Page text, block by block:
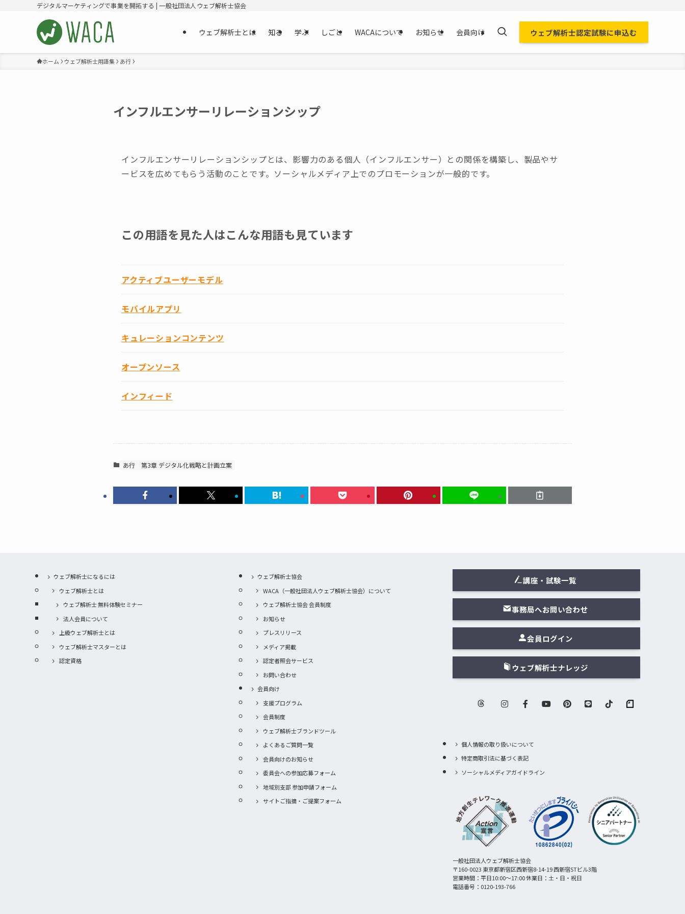
デジタルマーケティングで事業を開拓する | 一般社団法人ウェブ解析士協会
ウェブ解析士とは 知る 学ぶ しごと WACAについて お知らせ 会員向け ウェブ解析士認定試験に申込む
ホーム ウェブ解析士用語集 あ行
インフルエンサーリレーションシップ
インフルエンサーリレーションシップとは、影響力のある個人（インフルエンサー）との関係を構築し、製品やサ
ービスを広めてもらう活動のことです。ソーシャルメディア上でのプロモーションが一般的です。
この用語を見た人はこんな用語も見ています
アクティブユーザーモデル
モバイルアプリ
キュレーションコンテンツ
オープンソース
インフィード
あ行 第3章 デジタル化戦略と計画立案
ウェブ解析士になるには
ウェブ解析士とは
ウェブ解析士 無料体験セミナー
法人会員について
上級ウェブ解析士とは
ウェブ解析士マスターとは
認定資格
ウェブ解析士協会
WACA（一般社団法人ウェブ解析士協会）について
ウェブ解析士協会 会員制度
お知らせ
プレスリリース
メディア掲載
認定者照会サービス
お問い合わせ
会員向け
支援プログラム
会員制度
ウェブ解析士ブランドツール
よくあるご質問一覧
会員向けのお知らせ
委員会への参加応募フォーム
地域別支部 参加申請フォーム
サイトご指摘・ご提案フォーム
講座・試験一覧
事務局へお問い合わせ
会員ログイン
ウェブ解析士ナレッジ
個人情報の取り扱いについて
特定商取引法に基づく表記
ソーシャルメディアガイドライン
一般社団法人ウェブ解析士協会
〒160-0023 東京都新宿区西新宿8-14-19 西新宿STビル3階
営業時間：平日10:00〜17:00 休業日：土・日・祝日
電話番号：0120-193-766